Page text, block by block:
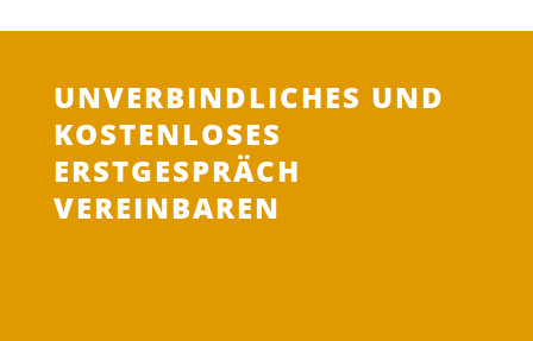
UNVERBINDLICHES UND
KOSTENLOSES
ERSTGESPRÄCH
VEREINBAREN